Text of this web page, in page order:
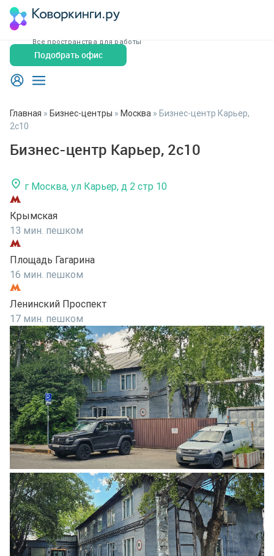
Все пространства для работы
Подобрать офис
Главная » Бизнес-центры » Москва » Бизнес-центр Карьер,
2с10
Бизнес-центр Карьер, 2с10
г Москва, ул Карьер, д 2 стр 10
Крымская
13 мин. пешком
Площадь Гагарина
16 мин. пешком
Ленинский Проспект
17 мин. пешком